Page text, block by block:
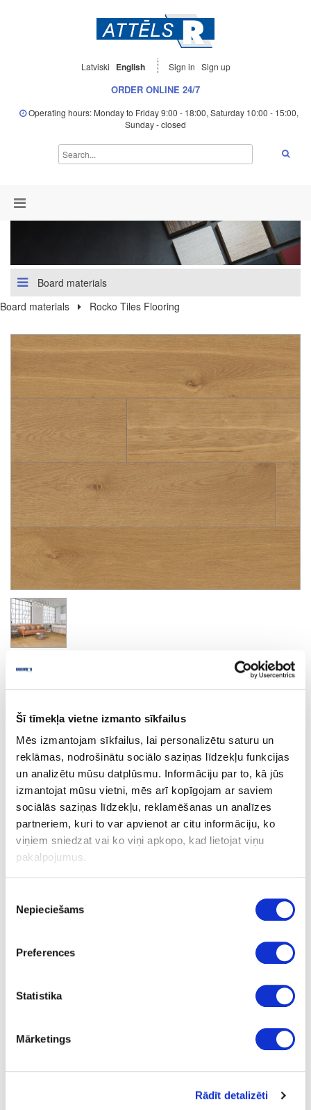
Šī tīmekļa vietne izmanto sīkfailus
Mēs izmantojam sīkfailus, lai personalizētu saturu un
reklāmas, nodrošinātu sociālo saziņas līdzekļu funkcijas
un analizētu mūsu datplūsmu. Informāciju par to, kā jūs
izmantojat mūsu vietni, mēs arī kopīgojam ar saviem
sociālās saziņas līdzekļu, reklamēšanas un analīzes
partneriem, kuri to var apvienot ar citu informāciju, ko
viņiem sniedzat vai ko viņi apkopo, kad lietojat viņu
pakalpojumus.
izvēle
Nepieciešams
Preferences
Statistika
Mārketings
Rādīt detalizēti
Latviski English Sign in Sign up
ORDER ONLINE 24/7
Operating hours: Monday to Friday 9:00 - 18:00, Saturday 10:00 - 15:00,
Sunday - closed
Board materials
Board materials
Rocko Tiles Flooring
Crescendo
Ask question
Share product link
Print
R081